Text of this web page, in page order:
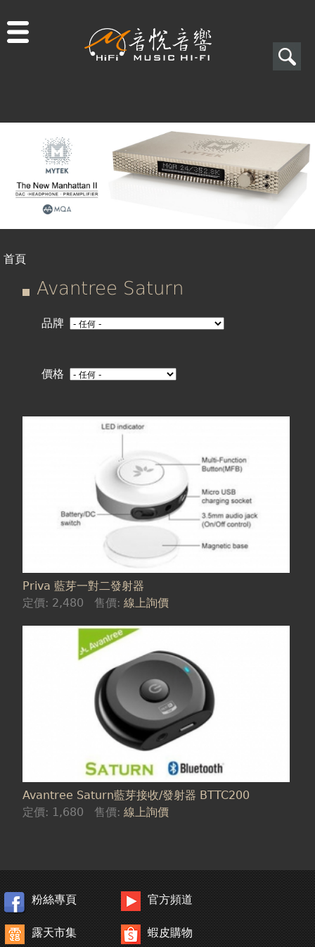
搜
表
單
搜
尋
您
首頁
Avantree Saturn
品牌
價格
Priva 藍芽一對二發射器
定價: 2,480 售價:線上詢價
Avantree Saturn藍芽接收/發射器 BTTC200
定價: 1,680 售價:線上詢價
粉絲專頁 官方頻道
露天市集 蝦皮購物